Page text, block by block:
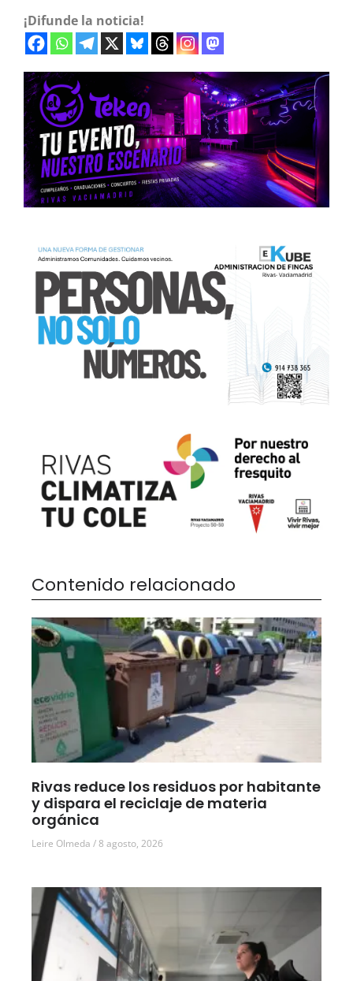
¡Difunde la noticia!
Contenido relacionado
Rivas reduce los residuos por habitante
y dispara el reciclaje de materia
orgánica
Leire Olmeda 8 agosto, 2026